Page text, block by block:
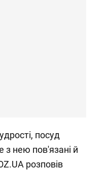
посуд
з нею пов'язані й
розповів